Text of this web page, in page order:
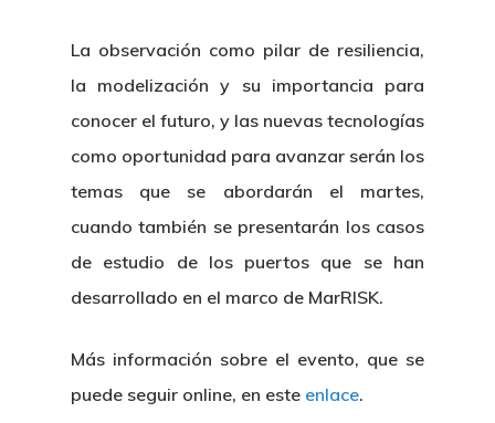
La observación como pilar de resiliencia,
la modelización y su importancia para
conocer el futuro, y las nuevas tecnologías
como oportunidad para avanzar serán los
temas que se abordarán el martes,
cuando también se presentarán los casos
de estudio de los puertos que se han
desarrollado en el marco de MarRISK.
Más información sobre el evento, que se
puede seguir online, en este enlace.